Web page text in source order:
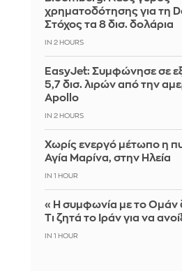
χρηματοδότησης για τη
Στόχος τα 8 δισ. δολάρια
IN 2 HOURS
EasyJet: Συμφώνησε σε
5,7 δισ. λιρών από την
Apollo
IN 1 HOUR
Χωρίς ενεργό μέτωπο η
Αγία Μαρίνα, στην Ηλεία
IN 1 HOUR
«Η συμφωνία με το Ομάν
Τι ζητά το Ιράν για να
IN 1 HOUR